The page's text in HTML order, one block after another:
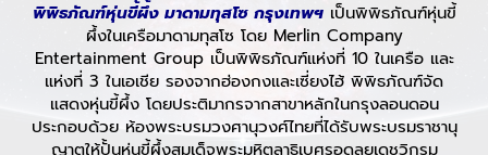
พิพิธภัณฑ์หุ่นขี้ผึ้ง มาดามทุสโซ กรุงเทพฯ เป็นพิพิธภัณฑ์หุ่นขี้
ผึ้งในเครือมาดามทุสโซ โดย Merlin Company
Entertainment Group เป็นพิพิธภัณฑ์แห่งที่ 10 ในเครือ และ
แห่งที่ 3 ในเอเชีย รองจากฮ่องกงและเซี่ยงไฮ้ พิพิธภัณฑ์จัด
แสดงหุ่นขี้ผึ้ง โดยประติมากรจากสาขาหลักในกรุงลอนดอน
ประกอบด้วย ห้องพระบรมวงศานุวงศ์ไทยที่ได้รับพระบรมราชานุ
ญาตให้ปั้นหุ่นขี้ผึ้งสมเด็จพระมหิตลาธิเบศรอดุลยเดชวิกรม